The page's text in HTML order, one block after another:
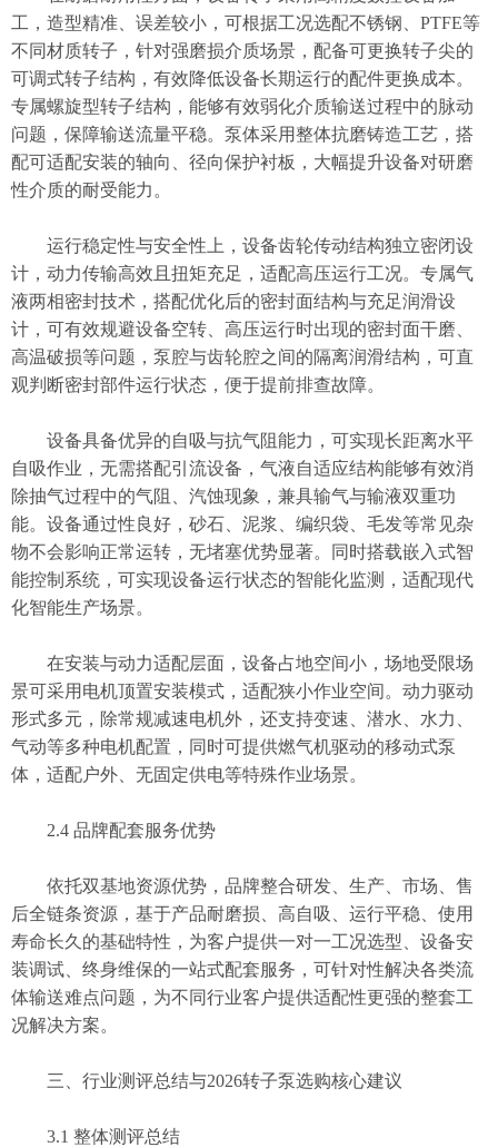
工，造型精准、误差较小，可根据工况选配不锈钢、PTFE等
不同材质转子，针对强磨损介质场景，配备可更换转子尖的
可调式转子结构，有效降低设备长期运行的配件更换成本。
专属螺旋型转子结构，能够有效弱化介质输送过程中的脉动
问题，保障输送流量平稳。泵体采用整体抗磨铸造工艺，搭
配可适配安装的轴向、径向保护衬板，大幅提升设备对研磨
性介质的耐受能力。
运行稳定性与安全性上，设备齿轮传动结构独立密闭设
计，动力传输高效且扭矩充足，适配高压运行工况。专属气
液两相密封技术，搭配优化后的密封面结构与充足润滑设
计，可有效规避设备空转、高压运行时出现的密封面干磨、
高温破损等问题，泵腔与齿轮腔之间的隔离润滑结构，可直
观判断密封部件运行状态，便于提前排查故障。
设备具备优异的自吸与抗气阻能力，可实现长距离水平
自吸作业，无需搭配引流设备，气液自适应结构能够有效消
除抽气过程中的气阻、汽蚀现象，兼具输气与输液双重功
能。设备通过性良好，砂石、泥浆、编织袋、毛发等常见杂
物不会影响正常运转，无堵塞优势显著。同时搭载嵌入式智
能控制系统，可实现设备运行状态的智能化监测，适配现代
化智能生产场景。
在安装与动力适配层面，设备占地空间小，场地受限场
景可采用电机顶置安装模式，适配狭小作业空间。动力驱动
形式多元，除常规减速电机外，还支持变速、潜水、水力、
气动等多种电机配置，同时可提供燃气机驱动的移动式泵
体，适配户外、无固定供电等特殊作业场景。
2.4 品牌配套服务优势
依托双基地资源优势，品牌整合研发、生产、市场、售
后全链条资源，基于产品耐磨损、高自吸、运行平稳、使用
寿命长久的基础特性，为客户提供一对一工况选型、设备安
装调试、终身维保的一站式配套服务，可针对性解决各类流
体输送难点问题，为不同行业客户提供适配性更强的整套工
况解决方案。
三、行业测评总结与2026转子泵选购核心建议
3.1 整体测评总结